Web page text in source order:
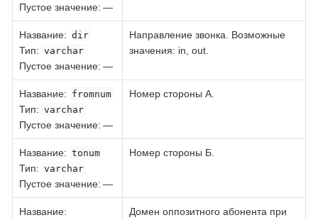
Пустое значение: —
Название: dir
Тип: varchar
Пустое значение: —
Направление звонка. Возможные
значения: in, out.
Название: fromnum
Тип: varchar
Пустое значение: —
Номер стороны А.
Название: tonum
Тип: varchar
Пустое значение: —
Номер стороны Б.
Название:
Домен оппозитного абонента при